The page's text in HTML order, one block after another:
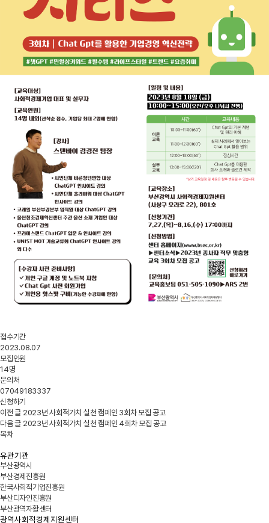
접수기간
2023.08.07
모집인원
14명
문의처
07049183337
신청하기
이전 글 2023년 사회적가치 실천 캠페인 3회차 모집 공고
다음 글 2023년 사회적가치 실천 캠페인 4회차 모집 공고
목차
유관기관
부산광역시
부산경제진흥원
한국사회적기업진흥원
부산디자인진흥원
부산광역자활센터
광역사회적경제지원센터